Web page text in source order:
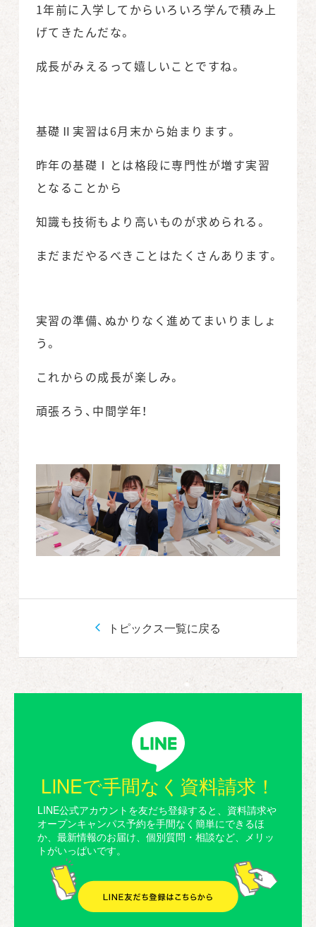
1年前に入学してからいろいろ学んで積み上
げてきたんだな。
成長がみえるって嬉しいことですね。
基礎Ⅱ実習は6月末から始まります。
昨年の基礎Ⅰとは格段に専門性が増す実習
となることから
知識も技術もより高いものが求められる。
まだまだやるべきことはたくさんあります。
実習の準備、ぬかりなく進めてまいりましょ
う。
これからの成長が楽しみ。
頑張ろう、中間学年！
トピックス一覧に戻る
LINEで手間なく資料請求！
LINE公式アカウントを友だち登録すると、資料請求や
オープンキャンパス予約を手間なく簡単にできるほ
か、最新情報のお届け、個別質問・相談など、メリッ
トがいっぱいです。